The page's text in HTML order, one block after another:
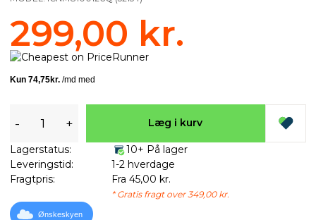
299,00 kr.
- + Læg i kurv
Lagerstatus:
10+ På lager
Leveringstid:
1-2 hverdage
Fragtpris:
Fra 45,00 kr.
* Gratis fragt over 349,00 kr.
Ønskeskyen